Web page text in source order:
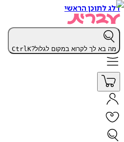
דלג לתוכן הראשי
מה בא לך לקרוא במקום לגלול? CtrlK